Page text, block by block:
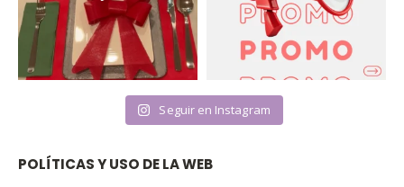
Seguir en Instagram
POLÍTICAS Y USO DE LA WEB